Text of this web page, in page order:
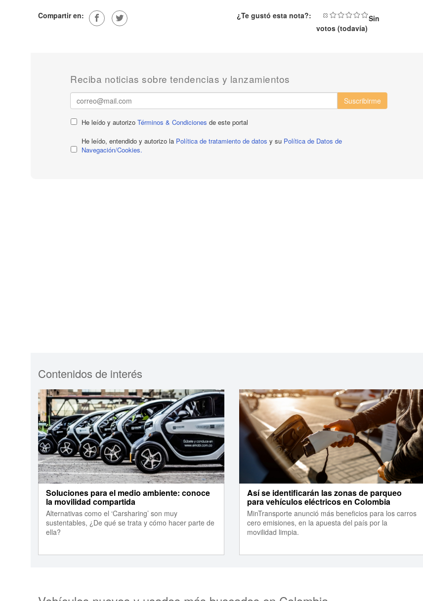
Compartir en: ¿Te gustó esta nota?:
Sin
votos (todavía)
Reciba noticias sobre tendencias y lanzamientos
Suscribirme
He leído y autorizoTérminos & Condiciones de este portal
He leído, entendido y autorizo la Política de tratamiento de datos y su Política de Datos de
Navegación/Cookies.
Contenidos de interés
Soluciones para el medio ambiente: conoce
la movilidad compartida
Alternativas como el ‘Carsharing’ son muy
sustentables, ¿De qué se trata y cómo hacer parte de
ella?
Así se identificarán las zonas de parqueo
para vehículos eléctricos en Colombia
MinTransporte anunció más beneficios para los carros
cero emisiones, en la apuesta del país por la
movilidad limpia.